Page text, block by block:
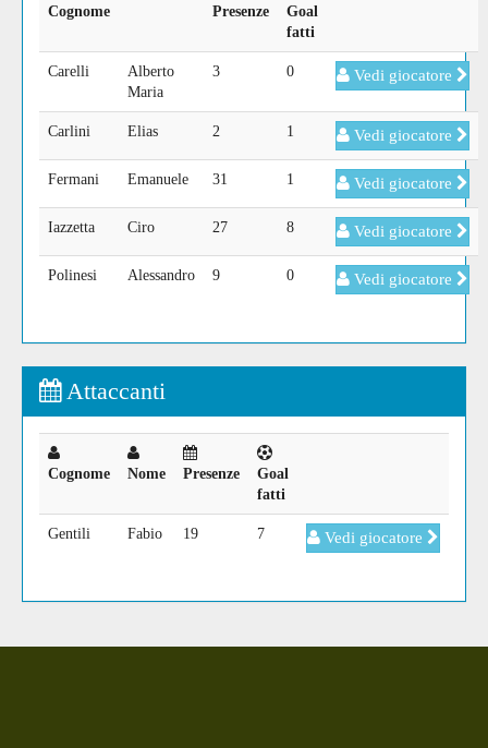
Cognome
Presenze
Goal
fatti
Carelli
Alberto
Maria
3 0 Vedi giocatore
Carlini Elias 2 1 Vedi giocatore
Fermani Emanuele 31 1 Vedi giocatore
Iazzetta Ciro 27 8 Vedi giocatore
Polinesi Alessandro 9 0 Vedi giocatore
Attaccanti
Cognome Nome Presenze
Goal
fatti
Gentili Fabio 19 7 Vedi giocatore